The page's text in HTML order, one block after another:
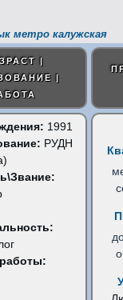
метро калужская
|
|
1991
РУДН